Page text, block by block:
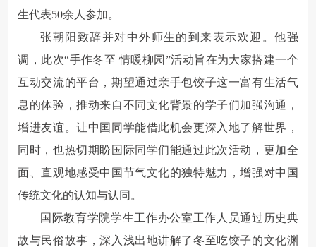
生代表50余人参加。
张朝阳致辞并对中外师生的到来表示欢迎。他强
调，此次“手作冬至 情暖柳园”活动旨在为大家搭建一个
互动交流的平台，期望通过亲手包饺子这一富有生活气
息的体验，推动来自不同文化背景的学子们加强沟通，
增进友谊。让中国同学能借此机会更深入地了解世界，
同时，也热切期盼国际同学们能通过此次活动，更加全
面、直观地感受中国节气文化的独特魅力，增强对中国
传统文化的认知与认同。
国际教育学院学生工作办公室工作人员通过历史典
故与民俗故事，深入浅出地讲解了冬至吃饺子的文化渊